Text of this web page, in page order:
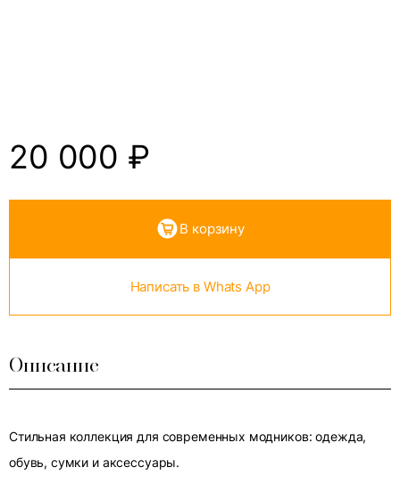
20 000 ₽
В корзину
Написать в Whats App
Описание
Стильная коллекция для современных модников: одежда,
обувь, сумки и аксессуары.